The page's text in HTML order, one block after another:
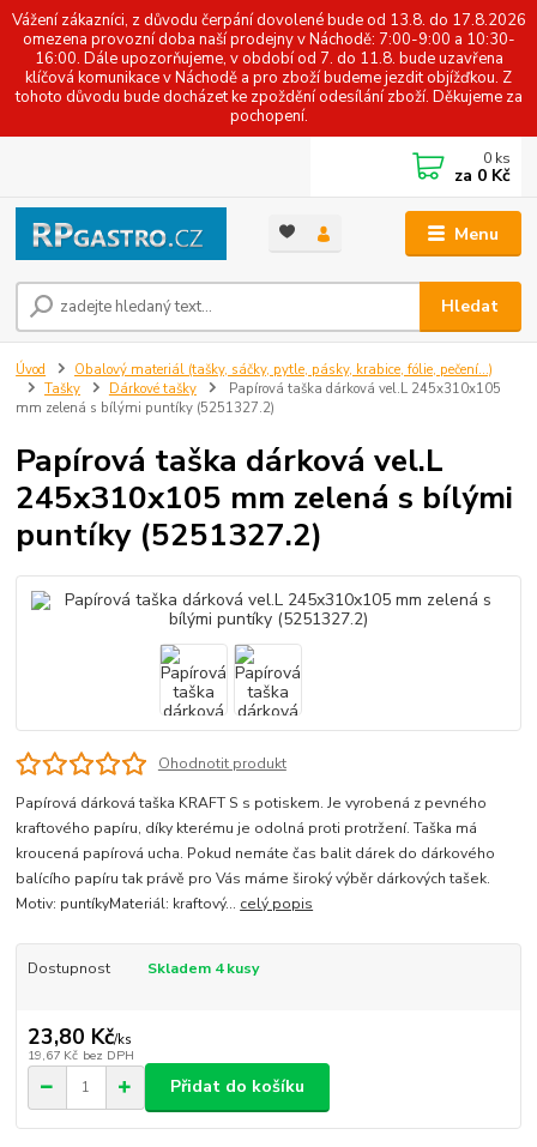
Vážení zákazníci, z důvodu čerpání dovolené bude od 13.8. do 17.8.2026
omezena provozní doba naší prodejny v Náchodě: 7:00-9:00 a 10:30-
16:00. Dále upozorňujeme, v období od 7. do 11.8. bude uzavřena
klíčová komunikace v Náchodě a pro zboží budeme jezdit objížďkou. Z
tohoto důvodu bude docházet ke zpoždění odesílání zboží. Děkujeme za
pochopení.
Menu
Hledat
0 ks
za 0 Kč
Úvod
Obalový materiál (tašky, sáčky, pytle, pásky, krabice, fólie, pečení...)
Tašky
Dárkové tašky
Papírová taška dárková vel.L 245x310x105
mm zelená s bílými puntíky (5251327.2)
Papírová taška dárková vel.L
245x310x105 mm zelená s bílými
puntíky (5251327.2)
Ohodnotit produkt
Papírová dárková taška KRAFT S s potiskem. Je vyrobená z pevného
kraftového papíru, díky kterému je odolná proti protržení. Taška má
kroucená papírová ucha. Pokud nemáte čas balit dárek do dárkového
balícího papíru tak právě pro Vás máme široký výběr dárkových tašek.
Motiv: puntíkyMateriál: kraftový... celý popis
Dostupnost Skladem 4 kusy
23,80 Kč/ks
19,67 Kč bez DPH
Přidat do košíku